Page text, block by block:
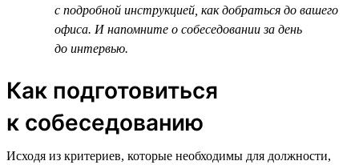
с подробной инструкцией, как добраться до вашего
офиса. И напомните о собеседовании за день
до интервью.
Как подготовиться
к собеседованию
Исходя из критериев, которые необходимы для должности,